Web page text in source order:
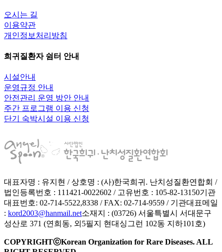
오시는 길
이용약관
개인정보처리방침
희귀질환자 쉼터 안내
시설안내
운영규정 안내
안전관리 운영 방안 안내
주간 프로그램 이용 신청
단기 숙박시설 이용 신청
대표자명 : 유지현 / 상호명 : (사)한국희귀. 난치성질환연합회 /
법인등록번호 : 111421-0022602 / 고유번호 : 105-82-13150기관
대표번호: 02-714-5522,8338 / FAX: 02-714-9559 / 기관대표메일
: kord2003@hanmail.net소재지 : (03726) 서울특별시 서대문구
성산로 371 (연희동, 외5필지 현대싱그런 102동 지하101호)
COPYRIGHTⓒKorean Organization for Rare Diseases. ALL